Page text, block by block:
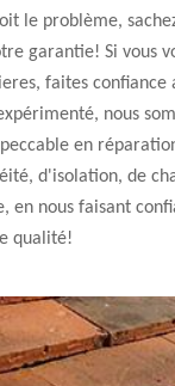
le problème,
garantie! Si vous
faites confiance
nous
en
d'isolation, de
en nous faisant
qualité!